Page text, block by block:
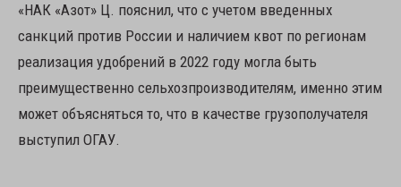
«НАК «Азот» Ц. пояснил, что с учетом введенных
санкций против России и наличием квот по регионам
реализация удобрений в 2022 году могла быть
преимущественно сельхозпроизводителям, именно этим
может объясняться то, что в качестве грузополучателя
выступил ОГАУ.